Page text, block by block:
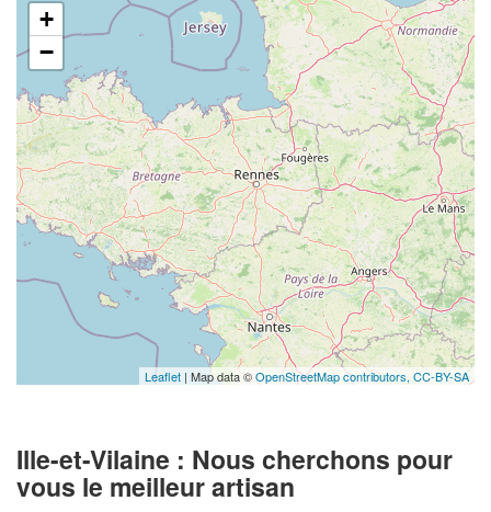
+
−
Leaflet | Map data ©OpenStreetMap contributors, CC-BY-SA
Ille-et-Vilaine : Nous cherchons pour
vous le meilleur artisan